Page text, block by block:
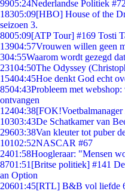
9905:24Nederlandse Politiek
18305:09[HBO] House of the
seizoen 3.
8005:09[ATP Tour] #169 Tosti
13904:57Vrouwen willen geen
304:55Waarom wordt gezegd
23104:50The Odyssey
15404:45Hoe denkt God echt
8504:43Probleem met
ontvangen
12404:38
10303:43De Schatkamer van
29603:38Van kleuter tot puber
10102:52NASCAR #67
2401:58Hoogleraar: "Mensen
8701:51 [Britse politiek] #141
an Option
20601:45[RTL] B&B vol liefde